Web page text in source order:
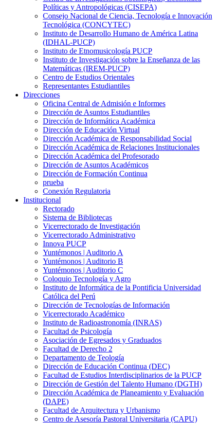
Políticas y Antropológicas (CISEPA)
Consejo Nacional de Ciencia, Tecnología e Innovación
Tecnológica (CONCYTEC)
Instituto de Desarrollo Humano de América Latina
(IDHAL-PUCP)
Instituto de Etnomusicología PUCP
Instituto de Investigación sobre la Enseñanza de las
Matemáticas (IREM-PUCP)
Centro de Estudios Orientales
Representantes Estudiantiles
Direcciones
Oficina Central de Admisión e Informes
Dirección de Asuntos Estudiantiles
Dirección de Informática Académica
Dirección de Educación Virtual
Dirección Académica de Responsabilidad Social
Dirección Académica de Relaciones Institucionales
Dirección Académica del Profesorado
Dirección de Asuntos Académicos
Dirección de Formación Continua
prueba
Conexión Regulatoria
Institucional
Rectorado
Sistema de Bibliotecas
Vicerrectorado de Investigación
Vicerrectorado Administrativo
Innova PUCP
Yuntémonos | Auditorio A
Yuntémonos | Auditorio B
Yuntémonos | Auditorio C
Coloquio Tecnología y Agro
Instituto de Informática de la Pontificia Universidad
Católica del Perú
Dirección de Tecnologías de Información
Vicerrectorado Académico
Instituto de Radioastronomía (INRAS)
Facultad de Psicología
Asociación de Egresados y Graduados
Facultad de Derecho 2
Departamento de Teología
Dirección de Educación Continua (DEC)
Facultad de Estudios Interdisciplinarios de la PUCP
Dirección de Gestión del Talento Humano (DGTH)
Dirección Académica de Planeamiento y Evaluación
(DAPE)
Facultad de Arquitectura y Urbanismo
Centro de Asesoría Pastoral Universitaria (CAPU)